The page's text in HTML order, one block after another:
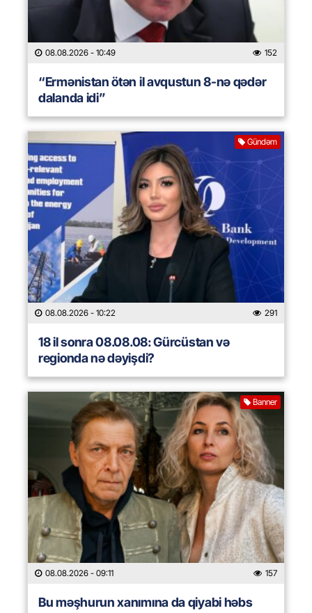
08.08.2026 - 10:49 152
“Ermənistan ötən il avqustun 8-nə qədər
dalanda idi”
Gündəm
08.08.2026 - 10:22 291
18 il sonra 08.08.08: Gürcüstan və
regionda nə dəyişdi?
Banner
08.08.2026 - 09:11 157
Bu məşhurun xanımına da qiyabi həbs